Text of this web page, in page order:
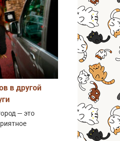
в другой
— это